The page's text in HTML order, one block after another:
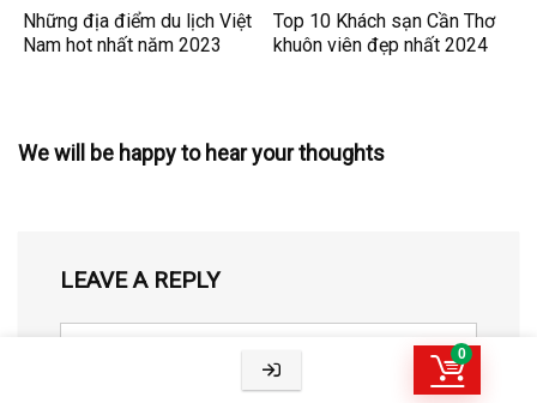
0
Những địa điểm du lịch Việt
Nam hot nhất năm 2023
Top 10 Khách sạn Cần Thơ
khuôn viên đẹp nhất 2024
We will be happy to hear your thoughts
LEAVE A REPLY